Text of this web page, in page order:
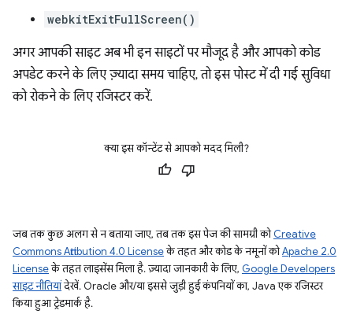
webkitExitFullScreen()
अगर आपकी साइट अब भी इन साइटों पर मौजूद है और आपको कोड
अपडेट करने के लिए ज़्यादा समय चाहिए, तो इस पोस्ट में दी गई सुविधा
को रोकने के लिए रजिस्टर करें.
क्या इस कॉन्टेंट से आपको मदद मिली?
जब तक कुछ अलग से न बताया जाए, तब तक इस पेज की सामग्री कोCreative
Commons Attribution 4.0 Licenseके तहत और कोड के नमूनों कोApache 2.0
Licenseके तहत लाइसेंस मिला है. ज़्यादा जानकारी के लिए, Google Developers
साइट नीतियांदेखें. Oracle और/या इससे जुड़ी हुई कंपनियों का, Java एक रजिस्टर
किया हुआ ट्रेडमार्क है.